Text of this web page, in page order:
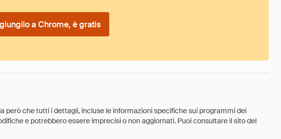
a Chrome, è gratis
che tutti i dettagli, incluse le informazioni specifiche sui programmi dei
e potrebbero essere imprecisi o non aggiornati. Puoi consultare il sito del